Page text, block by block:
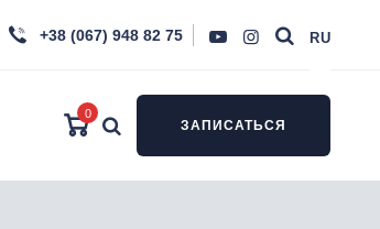
+38 (067) 948 82 75 RU
0
ЗАПИСАТЬСЯ